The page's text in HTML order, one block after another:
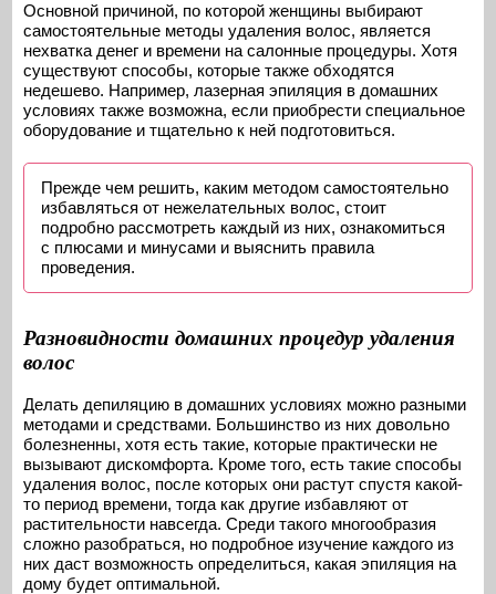
Основной причиной, по которой женщины выбирают
самостоятельные методы удаления волос, является
нехватка денег и времени на салонные процедуры. Хотя
существуют способы, которые также обходятся
недешево. Например, лазерная эпиляция в домашних
условиях также возможна, если приобрести специальное
оборудование и тщательно к ней подготовиться.
Прежде чем решить, каким методом самостоятельно
избавляться от нежелательных волос, стоит
подробно рассмотреть каждый из них, ознакомиться
с плюсами и минусами и выяснить правила
проведения.
Разновидности домашних процедур удаления
волос
Делать депиляцию в домашних условиях можно разными
методами и средствами. Большинство из них довольно
болезненны, хотя есть такие, которые практически не
вызывают дискомфорта. Кроме того, есть такие способы
удаления волос, после которых они растут спустя какой-
то период времени, тогда как другие избавляют от
растительности навсегда. Среди такого многообразия
сложно разобраться, но подробное изучение каждого из
них даст возможность определиться, какая эпиляция на
дому будет оптимальной.